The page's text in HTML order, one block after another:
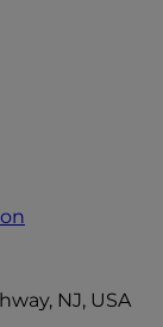
NJ, USA